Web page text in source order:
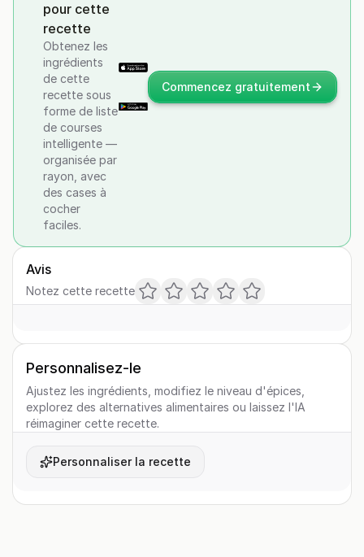
pour cette
recette
Obtenez les
ingrédients
de cette
recette sous
forme de liste
de courses
intelligente —
organisée par
rayon, avec
des cases à
cocher
faciles.
Commencez gratuitement
Avis
Notez cette recette
Personnalisez-le
Ajustez les ingrédients, modifiez le niveau d'épices,
explorez des alternatives alimentaires ou laissez l'IA
réimaginer cette recette.
Personnaliser la recette